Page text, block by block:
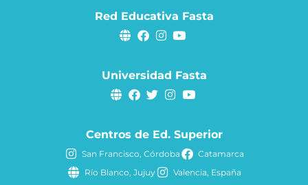
Red Educativa Fasta
Universidad Fasta
Centros de Ed. Superior
San Francisco, Córdoba
Catamarca
Río Blanco, Jujuy
Valencia, España